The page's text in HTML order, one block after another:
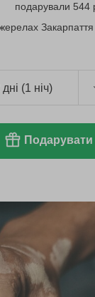
подарували 544
Закарпаття
дні (1 ніч)
Подарувати